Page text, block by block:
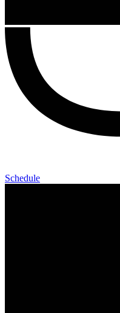
Schedule